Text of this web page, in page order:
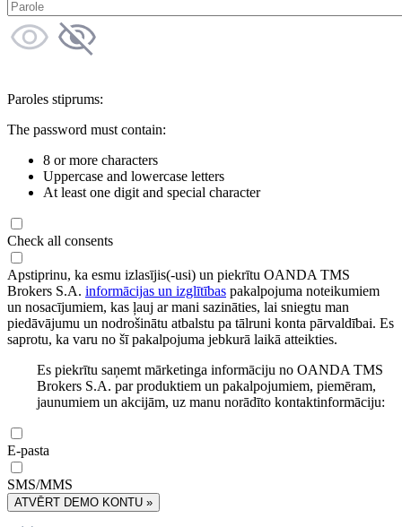
Paroles stiprums:
The password must contain:
8 or more characters
Uppercase and lowercase letters
At least one digit and special character
Check all consents
Apstiprinu, ka esmu izlasījis(-usi) un piekrītu OANDA TMS
Brokers S.A. informācijas un izglītības pakalpojuma noteikumiem
un nosacījumiem, kas ļauj ar mani sazināties, lai sniegtu man
piedāvājumu un nodrošinātu atbalstu pa tālruni konta pārvaldībai. Es
saprotu, ka varu no šī pakalpojuma jebkurā laikā atteikties.
Es piekrītu saņemt mārketinga informāciju no OANDA TMS
Brokers S.A. par produktiem un pakalpojumiem, piemēram,
jaunumiem un akcijām, uz manu norādīto kontaktinformāciju:
E-pasta
SMS/MMS
ATVĒRT DEMO KONTU »